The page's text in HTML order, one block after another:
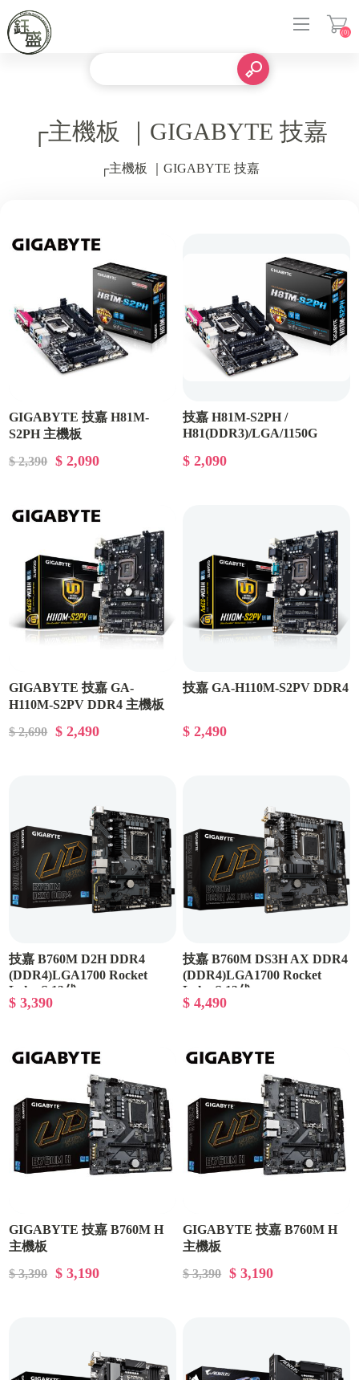
(0)
┌主機板 ｜GIGABYTE 技嘉
┌主機板 ｜GIGABYTE 技嘉
GIGABYTE 技嘉 H81M-
S2PH 主機板
$ 2,390
$ 2,090
技嘉 H81M-S2PH /
H81(DDR3)/LGA/1150G
$ 2,090
GIGABYTE 技嘉 GA-
H110M-S2PV DDR4 主機板
$ 2,690
$ 2,490
技嘉 GA-H110M-S2PV DDR4
$ 2,490
技嘉 B760M D2H DDR4
(DDR4)LGA1700 Rocket
Lake-S 13代
$ 3,390
技嘉 B760M DS3H AX DDR4
(DDR4)LGA1700 Rocket
Lake-S 13代
$ 4,490
GIGABYTE 技嘉 B760M H
主機板
$ 3,390
$ 3,190
GIGABYTE 技嘉 B760M H
主機板
$ 3,390
$ 3,190